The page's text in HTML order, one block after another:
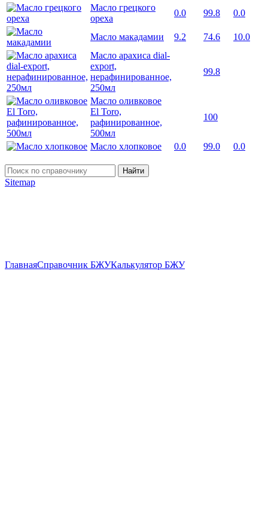
Масло грецкого
ореха
0.0 99.8 0.0
Масло макадамии 9.2 74.6
10.0
Масло арахиса dial-
export,
нерафинированное,
250мл
99.8
Масло оливковое
El Toro,
рафинированное,
500мл
100
Масло хлопковое 0.0 99.0 0.0
Найти
Sitemap
ГлавнаяСправочник БЖУКалькулятор БЖУ